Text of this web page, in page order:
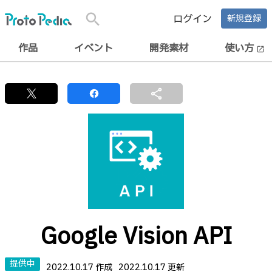
search ログイン 新規登録
作品 イベント 開発素材 使い方 open_in_new
share
Google Vision API
提供中 2022.10.17 作成 2022.10.17 更新